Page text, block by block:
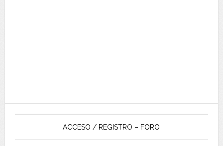
ACCESO / REGISTRO – FORO